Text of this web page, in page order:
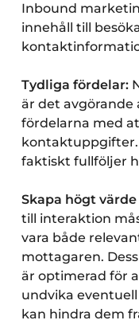
Inbound
innehåll till
Tydliga fördelar:
är det
fördelarna med
faktiskt fullföljer
Skapa högt
till interaktion
vara både
mottagaren.
är optimerad för
undvika
kan hindra dem